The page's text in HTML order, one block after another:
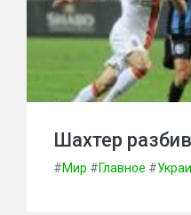
Шахтер
#Мир #Главное #